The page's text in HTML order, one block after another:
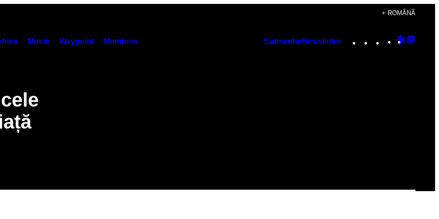
+ ROMÂNĂ
Music Waypoint Members SubscribeNewsletter Instagram
TikTok
YouTube
Google